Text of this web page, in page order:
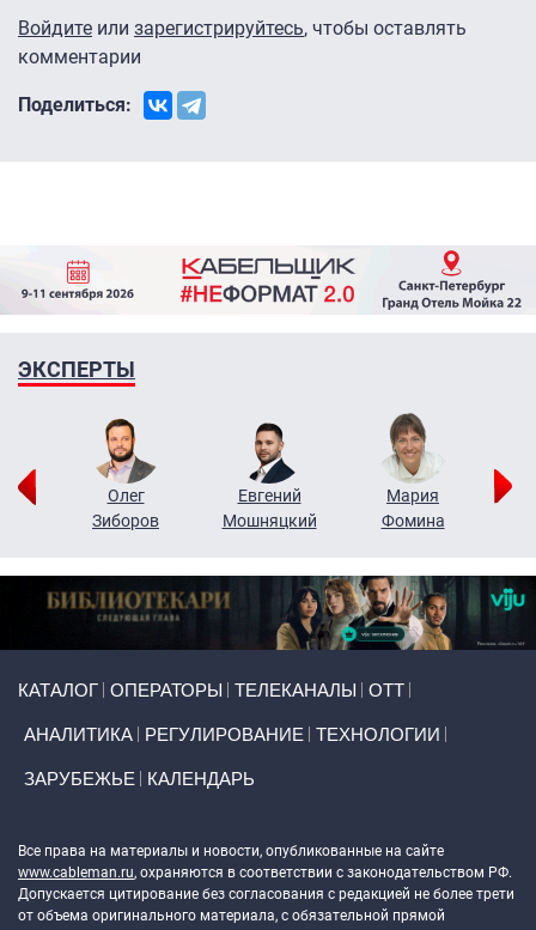
Войдите или зарегистрируйтесь, чтобы оставлять
комментарии
Поделиться:
ЭКСПЕРТЫ
Олег
Зиборов
Евгений
Мошняцкий
Мария
Фомина
КАТАЛОГ ОПЕРАТОРЫ ТЕЛЕКАНАЛЫ ОТТ
АНАЛИТИКА РЕГУЛИРОВАНИЕ ТЕХНОЛОГИИ
ЗАРУБЕЖЬЕ КАЛЕНДАРЬ
Все права на материалы и новости, опубликованные на сайте
www.cableman.ru, охраняются в соответствии с законодательством РФ.
Допускается цитирование без согласования с редакцией не более трети
от объема оригинального материала, с обязательной прямой